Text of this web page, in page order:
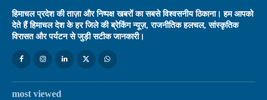
हिमाचल प्रदेश की ताज़ा और निष्पक्ष खबरों का सबसे विश्वसनीय ठिकाना। हम आपको
देते हैं हिमाचल देश के हर जिले की ब्रेकिंग न्यूज़, राजनीतिक हलचल, सांस्कृतिक
विरासत और पर्यटन से जुड़ी सटीक जानकारी।
most viewed